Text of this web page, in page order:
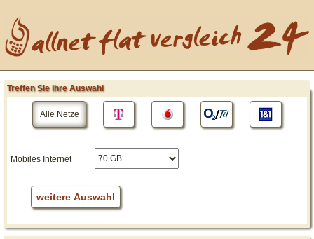
Alle Netze
Treffen Sie Ihre Auswahl
Mobiles Internet
weitere Auswahl